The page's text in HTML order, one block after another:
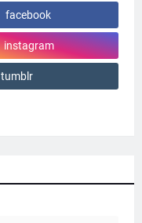
facebook
instagram
tumblr